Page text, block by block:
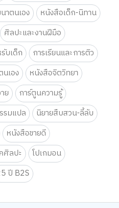
ตนเอง
หนังสือเด็ก-นิทาน
ศิลปะและงานฝีมือ
บเด็ก
การเรียนและการติว
เอง
หนังสือจิตวิทยา
ย
การ์ตูนความรู้
มแปล
นิยายสืบสวน-ลี้ลับ
หนังสือขายดี
ศิลปะ
โปเกมอน
ปี B2S